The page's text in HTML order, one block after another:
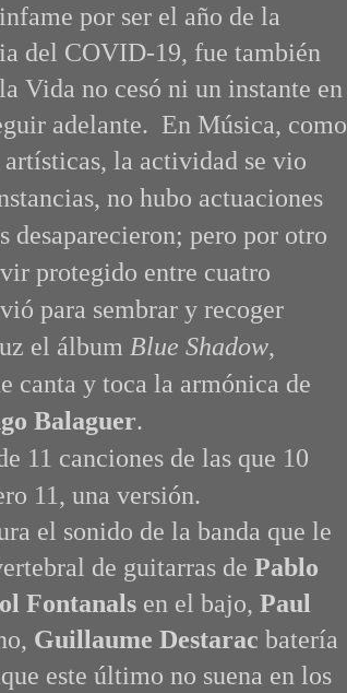
por ser el año de la
del COVID-19, fue también
Vida no cesó ni un instante en
adelante. En Música, como
la actividad se vio
no hubo actuaciones
desaparecieron; pero por otro
protegido entre cuatro
para sembrar y recoger
el álbum Blue Shadow,
canta y toca la armónica de
Balaguer.
11 canciones de las que 10
11, una versión.
el sonido de la banda que le
de guitarras de Pablo
Fontanals en el bajo, Paul
Guillaume Destarac batería
este último no suena en los